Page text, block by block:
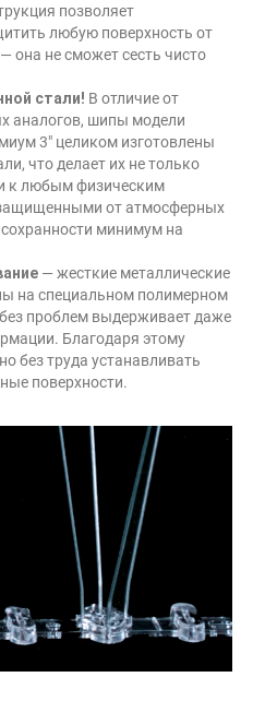
позволяет
любую поверхность от
она не сможет сесть чисто
стали! В отличие от
аналогов, шипы модели
3" целиком изготовлены
что делает их не только
к любым физическим
от атмосферных
минимум на
— жесткие металлические
на специальном полимерном
проблем выдерживает даже
Благодаря этому
без труда устанавливать
поверхности.